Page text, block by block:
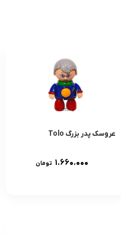
عروسک پدر بزرگ Tolo
۱.۶۶۰.۰۰۰ تومان